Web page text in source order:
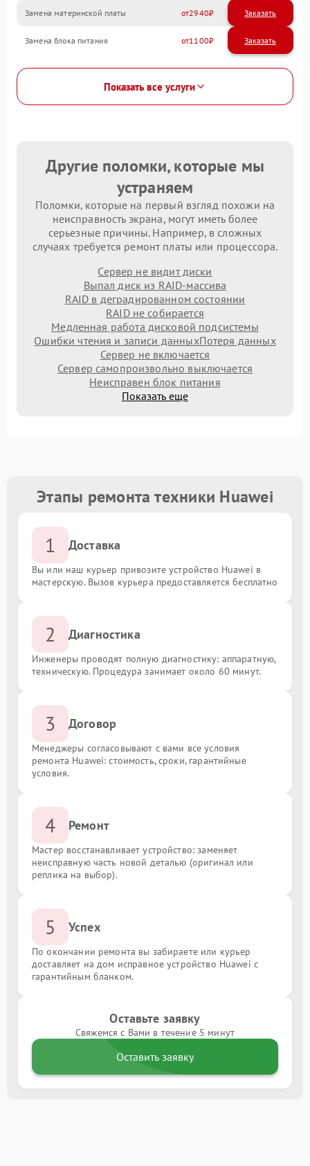
Замена материнской платы 2940
Замена блока питания 1100
Показать все услуги
Другие поломки, которые мы
устраняем
Поломки, которые на первый взгляд похожи на
неисправность экрана, могут иметь более
серьезные причины. Например, в сложных
случаях требуется ремонт платы или процессора.
Сервер не видит диски
Выпал диск из RAID-массива
RAID в деградированном состоянии
RAID не собирается
Медленная работа дисковой подсистемы
Ошибки чтения и записи данныхПотеря данных
Сервер не включается
Сервер самопроизвольно выключается
Неисправен блок питания
Показать еще
Этапы ремонта техники Huawei
1 Доставка
Вы или наш курьер привозите устройство Huawei в
мастерскую. Вызов курьера предоставляется бесплатно
2 Диагностика
Инженеры проводят полную диагностику: аппаратную,
техническую. Процедура занимает около 60 минут.
3 Договор
Менеджеры согласовывают с вами все условия
ремонта Huawei: стоимость, сроки, гарантийные
условия.
4 Ремонт
Мастер восстанавливает устройство: заменяет
неисправную часть новой деталью (оригинал или
реплика на выбор).
5 Успех
По окончании ремонта вы забираете или курьер
доставляет на дом исправное устройство Huawei с
гарантийным бланком.
Оставьте заявку
Свяжемся с Вами в течение 5 минут
Оставить заявку